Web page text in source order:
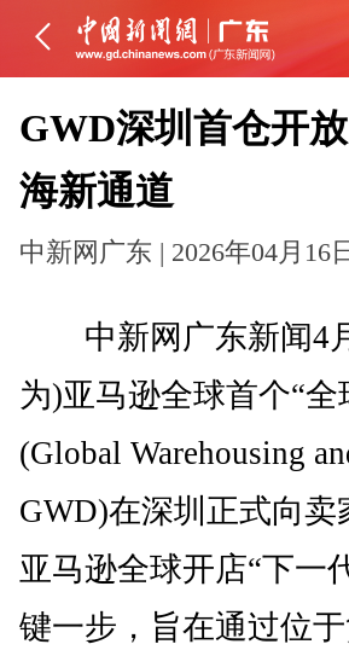
GWD深圳首仓开
海新通道
中新网广东 | 2026年04月16
中新网广东新闻4
为)亚马逊全球首个“
(Global Warehousing
GWD)在深圳正式向
亚马逊全球开店“下一
键一步，旨在通过位